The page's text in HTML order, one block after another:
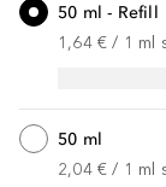
50 ml - Refill
1,64 € / 1 ml
50 ml
2,04 € / 1 ml